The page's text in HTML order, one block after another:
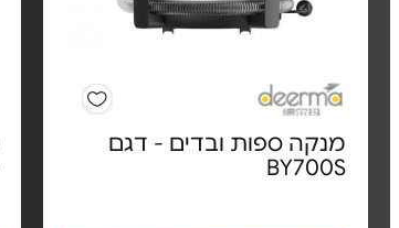
מנקה ספות ובדים - דגם
BY700S